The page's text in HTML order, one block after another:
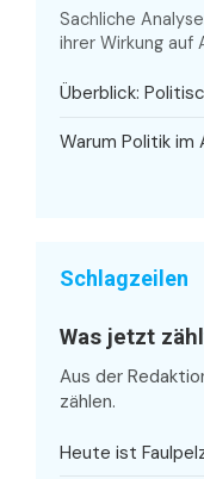
Sachliche
ihrer Wirkung auf
Überblick:
Warum Politik
Schlagzeilen
Was jetzt
Aus der
zählen.
Heute ist